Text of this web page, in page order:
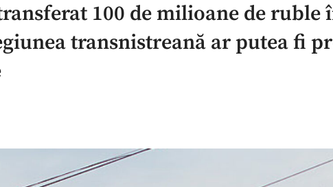
100 de milioane de ruble
transnistreană ar putea fi